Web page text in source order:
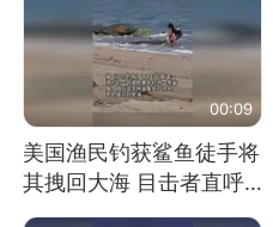
00:09
美国渔民钓获鲨鱼徒手将
其拽回大海 目击者直呼
震惊 （视频来源：参考